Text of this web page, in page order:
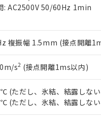
: AC2500V 50/60Hz 1min
複振幅 1.5mm (接点開離
s2 (接点開離1ms以内)
(ただし、氷結、結露しな
(ただし、氷結、結露しな
および標準価格結果を当社
ツ機能（部品リスト作成サ
要があります。
当ウェブサイト上で当社に
の製品・サービスに関する
同利用者とは、 "個人情報
を指します。
替え状況などにより、予定
明書ダウンロード
明書をダウンロードするこ
（10物質）の非含有証明書
有証明書（当社基準）
使用期限
物質（10物質）のすべてが
です。当社販売部門へお問
は、販売先および販売に係
ん。
合意する